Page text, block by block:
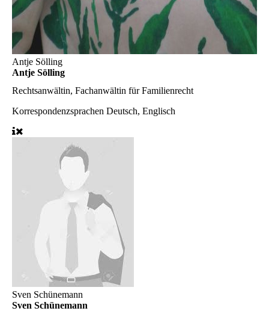
Antje Sölling
Antje Sölling
Rechtsanwältin, Fachanwältin für Familienrecht
Korrespondenzsprachen Deutsch, Englisch
Sven Schünemann
Sven Schünemann